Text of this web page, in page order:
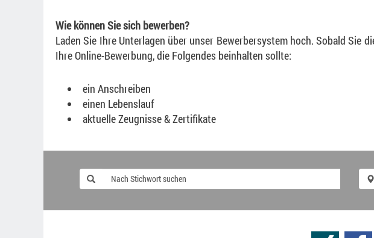
Wie können Sie sich bewerben?
Laden Sie Ihre Unterlagen über unser Bewerbersystem hoch. Sobald Sie
Ihre Online-Bewerbung, die Folgendes beinhalten sollte:
ein Anschreiben
einen Lebenslauf
aktuelle Zeugnisse & Zertifikate